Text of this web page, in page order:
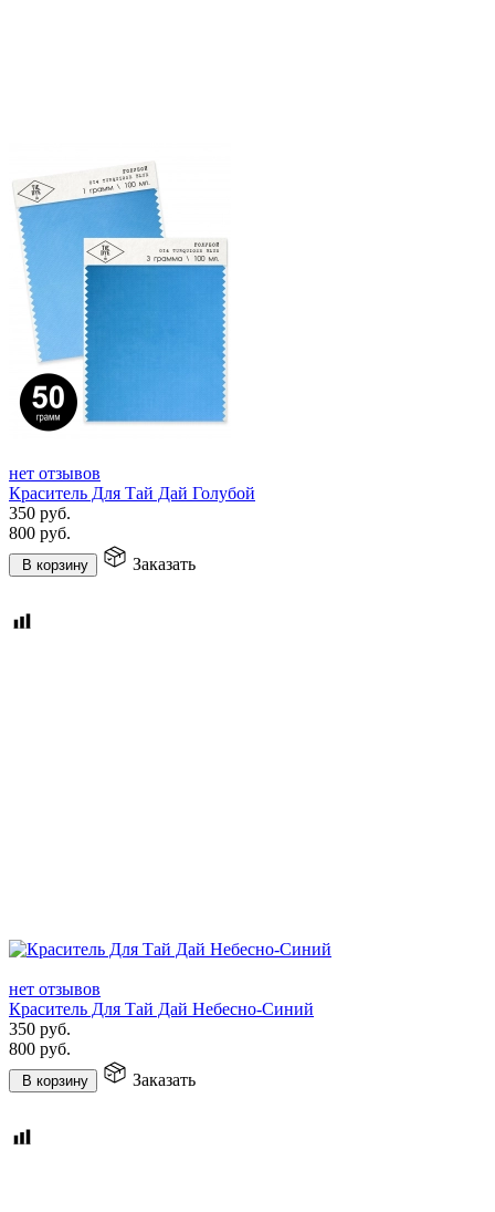
нет отзывов
Краситель Для Тай Дай Голубой
350 руб.
800 руб.
В корзину Заказать
нет отзывов
Краситель Для Тай Дай Небесно-Синий
350 руб.
800 руб.
В корзину Заказать